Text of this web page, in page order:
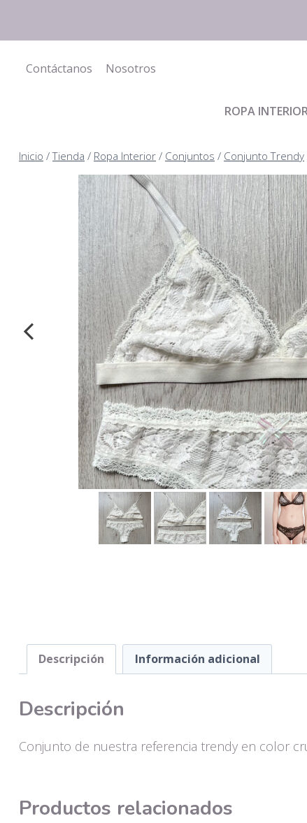
Contáctanos Nosotros
ROPA
Inicio / Tienda / Ropa Interior / Conjuntos / Conjunto Trendy
Descripción Información adicional
Descripción
Conjunto de nuestra referencia trendy en color
Productos relacionados